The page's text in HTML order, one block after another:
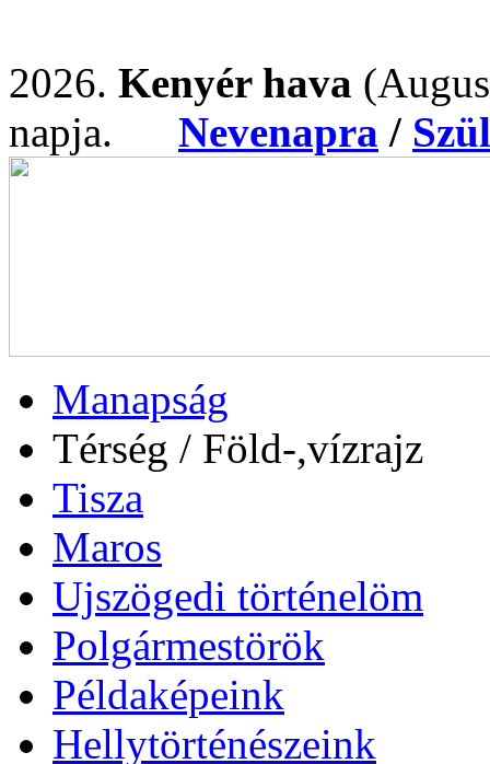
2026. Kenyér hava
napja. Nevenapra /
Manapság
Térség / Föld-,vízrajz
Tisza
Maros
Ujszögedi történelöm
Polgármestörök
Példaképeink
Hellytörténészeink